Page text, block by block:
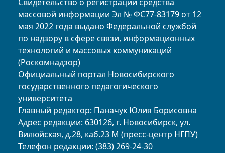
массовой информации Эл № ФС77-83179 от 12
мая 2022 года выдано Федеральной службой
по надзору в сфере связи, информационных
технологий и массовых коммуникаций
(Роскомнадзор)
Официальный портал Новосибирского
государственного педагогического
университета
Главный редактор: Паначук Юлия Борисовна
Адрес редакции: 630126, г. Новосибирск, ул.
Вилюйская, д.28, каб.23 М (пресс-центр НГПУ)
Телефон редакции: (383) 269-24-30